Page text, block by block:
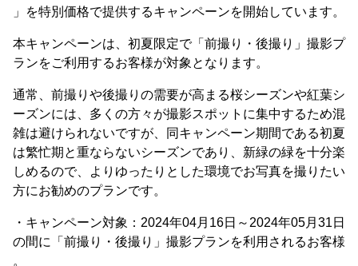
」を特別価格で提供するキャンペーンを開始しています。
本キャンペーンは、初夏限定で「前撮り・後撮り」撮影プ
ランをご利用するお客様が対象となります。
通常、前撮りや後撮りの需要が高まる桜シーズンや紅葉シ
ーズンには、多くの方々が撮影スポットに集中するため混
雑は避けられないですが、同キャンペーン期間である初夏
は繁忙期と重ならないシーズンであり、新緑の緑を十分楽
しめるので、よりゆったりとした環境でお写真を撮りたい
方にお勧めのプランです。
・キャンペーン対象：2024年04月16日～2024年05月31日
の間に「前撮り・後撮り」撮影プランを利用されるお客様
。